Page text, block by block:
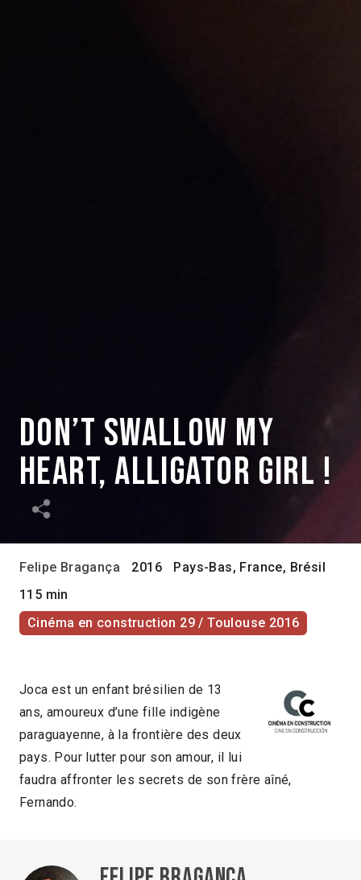
Don’t Swallow My
Heart, Alligator Girl !
Felipe Bragança 2016
Pays-Bas, France, Brésil
115 min
Cinéma en construction 29 / Toulouse 2016
Joca est un enfant brésilien de 13
ans, amoureux d’une fille indigène
paraguayenne, à la frontière des deux
pays. Pour lutter pour son amour, il lui
faudra affronter les secrets de son frère aîné,
Fernando.